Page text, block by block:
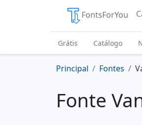
FontsForYou
Grátis Catálogo
Principal Fontes
Fonte